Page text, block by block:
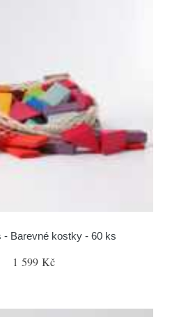
- Barevné kostky - 60 ks
1 599 Kč